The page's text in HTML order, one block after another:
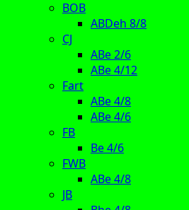
BOB
ABDeh 8/8
CJ
ABe 2/6
ABe 4/12
Fart
ABe 4/8
ABe 4/6
FB
Be 4/6
FWB
ABe 4/8
JB